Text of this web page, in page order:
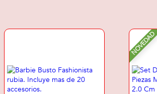
NOVEDAD